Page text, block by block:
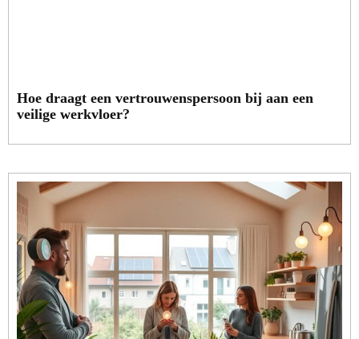
Hoe draagt een vertrouwenspersoon bij aan een
veilige werkvloer?